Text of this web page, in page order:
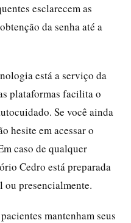
esclarecem as
da senha até a
está a serviço da
plataformas facilita o
Se você ainda
hesite em acessar o
caso de qualquer
Cedro está preparada
ou presencialmente.
mantenham seus